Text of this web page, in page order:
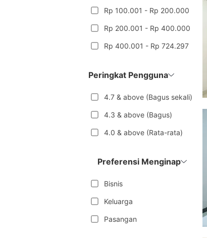
Rp 100.001 - Rp 200.000
Rp 200.001 - Rp 400.000
Rp 400.001 - Rp 724.297
Peringkat Pengguna
4.7 & above (Bagus sekali)
4.3 & above (Bagus)
4.0 & above (Rata-rata)
Preferensi Menginap
Bisnis
Keluarga
Pasangan